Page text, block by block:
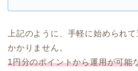
上記のように、手軽に始められ
かかりません。
1円分のポイントから運用が可能